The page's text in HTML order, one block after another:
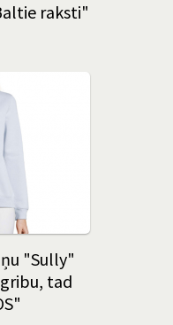
raksti"
"Sully"
tad